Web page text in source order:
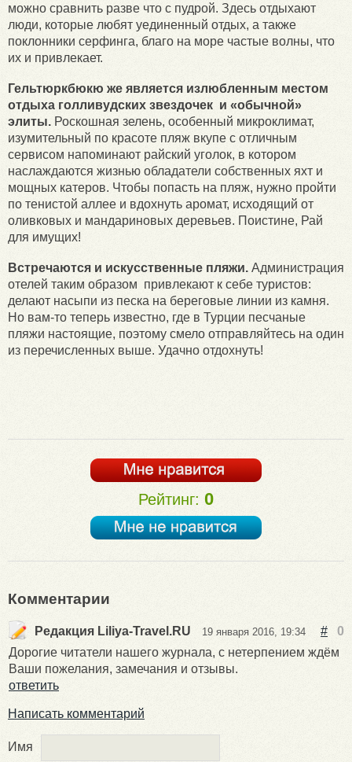
можно сравнить разве что с пудрой. Здесь отдыхают
люди, которые любят уединенный отдых, а также
поклонники серфинга, благо на море частые волны, что
их и привлекает.
Гельтюркбюкю же является излюбленным местом
отдыха голливудских звездочек и «обычной»
элиты. Роскошная зелень, особенный микроклимат,
изумительный по красоте пляж вкупе с отличным
сервисом напоминают райский уголок, в котором
наслаждаются жизнью обладатели собственных яхт и
мощных катеров. Чтобы попасть на пляж, нужно пройти
по тенистой аллее и вдохнуть аромат, исходящий от
оливковых и мандариновых деревьев. Поистине, Рай
для имущих!
Встречаются и искусственные пляжи. Администрация
отелей таким образом привлекают к себе туристов:
делают насыпи из песка на береговые линии из камня.
Но вам-то теперь известно, где в Турции песчаные
пляжи настоящие, поэтому смело отправляйтесь на один
из перечисленных выше. Удачно отдохнуть!
Рейтинг: 0
Комментарии
Редакция Liliya-Travel.RU 19 января 2016, 19:34 #
0
Дорогие читатели нашего журнала, с нетерпением ждём
Ваши пожелания, замечания и отзывы.
ответить
Написать комментарий
Имя